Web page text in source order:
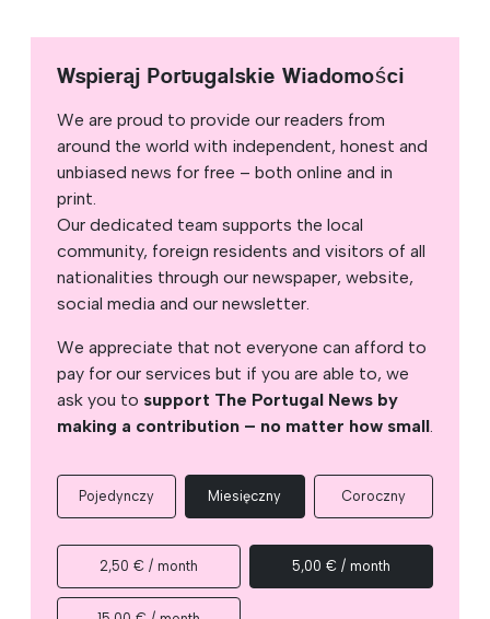
Wspieraj Portugalskie Wiadomości
We are proud to provide our readers from
around the world with independent, honest and
unbiased news for free – both online and in
print.
Our dedicated team supports the local
community, foreign residents and visitors of all
nationalities through our newspaper, website,
social media and our newsletter.
We appreciate that not everyone can afford to
pay for our services but if you are able to, we
ask you to support The Portugal News by
making a contribution – no matter how small.
Pojedynczy Miesięczny Coroczny
2,50 € / month 5,00 € / month